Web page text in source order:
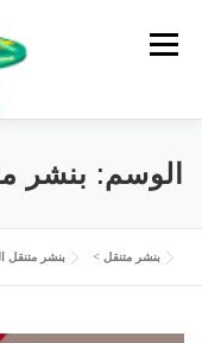
القائمة
كراج متنقلالوسم: بنشر
بنشر متنقل > بنشر متنقل